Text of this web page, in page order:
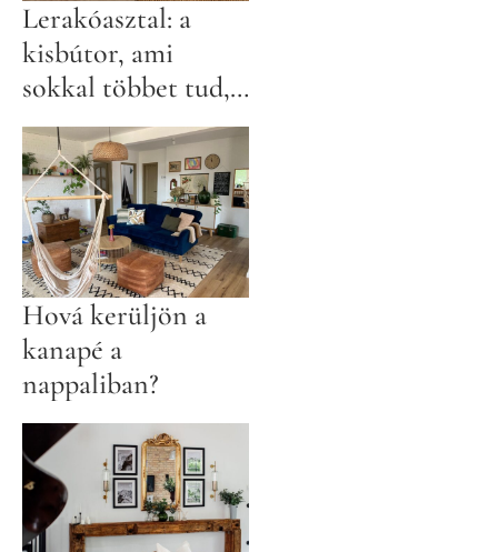
Lerakóasztal: a
kisbútor, ami
sokkal többet tud,
mint gondolnád
Hová kerüljön a
kanapé a
nappaliban?